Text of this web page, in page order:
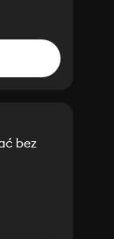
bez